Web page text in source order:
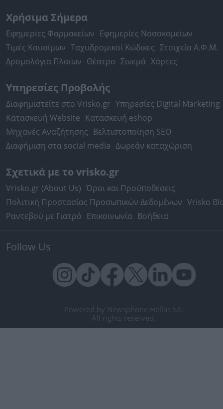
Χρήσιμα Σήμερα
Εφημερίες Φαρμακείων Εφημερίες Νοσοκομείων
Τιμές Καυσίμων Ταχυδρομικοί Κώδικες Στοιχεία Α.Φ.Μ.
Δρομολόγια Πλοίων Θέατρο Σινεμά Χάρτες
Υπηρεσίες Προβολής
Διαφημιστείτε στο Vrisko.gr Υπηρεσίες Digital Marketing
Κατασκευή Website Κατασκευή eshop
Μηχανές Αναζήτησης Βελτιστοποίηση SEO
Διαφήμιση στα social media Δωρεάν καταχώριση
Σχετικά με το vrisko.gr
Vrisko.gr (About Us) Όροι και Προϋποθέσεις
Πολιτική Προστασίας Προσωπικών Δεδομένων Vrisko
Ραντεβού με Γιατρό Επικοινωνία Βοήθεια
Follow Us
Powered by Newsphone Hellas SA.
All rights reserved.